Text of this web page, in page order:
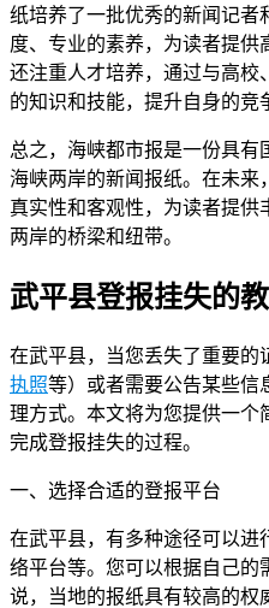
纸培养了一批优秀的新闻记者
度、专业的素养，为读者提
还注重人才培养，通过与高校
的知识和技能，提升自身的竞
总之，海峡都市报是一份具有
海峡两岸的新闻报纸。在未来
真实性和客观性，为读者提
两岸的桥梁和纽带。
武平县登报挂失的
在武平县，当您丢失了重要的
执照等）或者需要公告某些信
理方式。本文将为您提供一个
完成登报挂失的过程。
一、选择合适的登报平台
在武平县，有多种途径可以进
络平台等。您可以根据自己的
说，当地的报纸具有较高的权